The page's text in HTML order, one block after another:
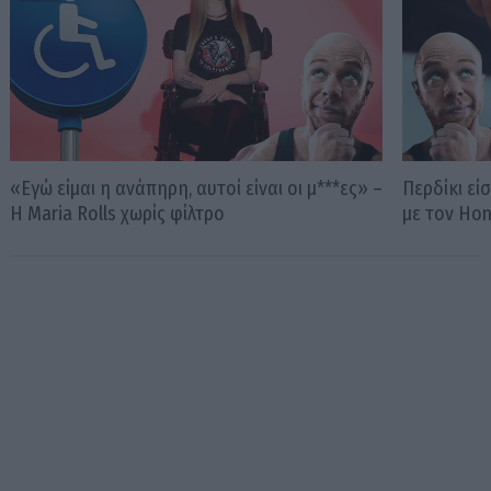
«Εγώ είμαι η ανάπηρη, αυτοί είναι οι μ***ες» –
Η Maria Rolls χωρίς φίλτρο
Περδίκι
με τον